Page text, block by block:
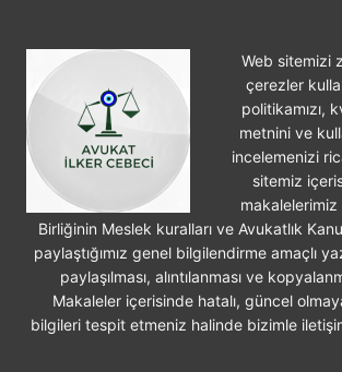
Web sitemizi
çerezler
politikamızı,
metnini ve
incelemenizi
sitemiz
Birliğinin Meslek kuralları ve Avukatlık
paylaştığımız genel bilgilendirme amaçlı
paylaşılması, alıntılanması ve
Makaleler içerisinde hatalı, güncel
bilgileri tespit etmeniz halinde bizimle